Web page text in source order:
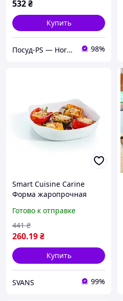
532₴
Купить
Посуд-PS — Horeca Посуда Подарки 98%
Smart Cuisine Carine
Форма жаропрочная
Готово к отправке
260.19₴
441 ₴
Купить
SVANS 99%